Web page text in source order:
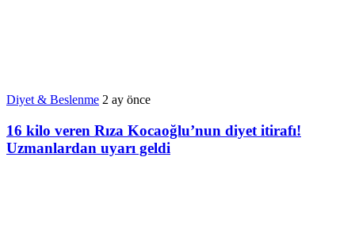
Diyet & Beslenme 2 ay önce
16 kilo veren Rıza Kocaoğlu’nun diyet itirafı!
Uzmanlardan uyarı geldi